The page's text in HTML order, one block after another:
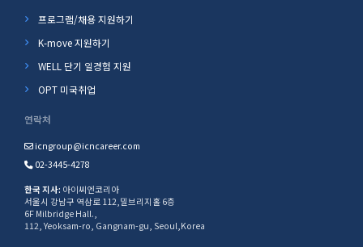
프로그램/채용 지원하기
K-move 지원하기
WELL 단기 일경험 지원
OPT 미국취업
연락처
icngroup@icncareer.com
02-3445-4278
한국 지사: 아이씨엔코리아
서울시 강남구 역삼로 112,밀브리지홀 6층
6F Milbridge Hall.,
112, Yeoksam-ro, Gangnam-gu, Seoul,Korea